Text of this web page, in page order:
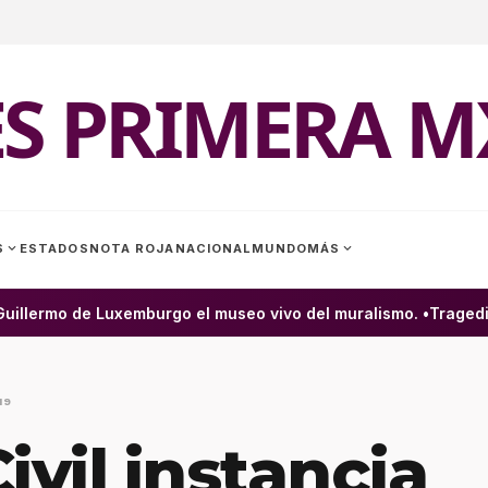
PRIMERA
expand_more ESTADOS NOTA ROJA NACIONAL MUNDOMÁS expand_more
de Luxemburgo el museo vivo del muralismo. •Tragedia